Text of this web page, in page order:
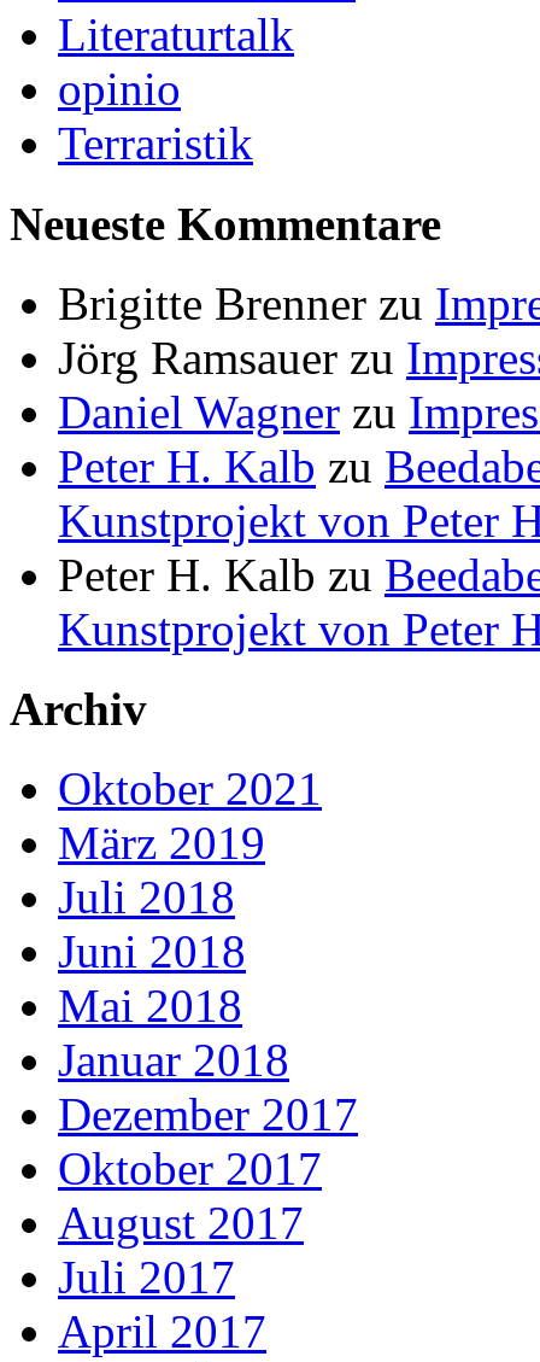
Literaturtalk
opinio
Terraristik
Neueste Kommentare
Brigitte Brenner zu
Jörg Ramsauer zu
Daniel Wagner zu
Peter H. Kalb zu
Kunstprojekt von Peter
Peter H. Kalb zu
Kunstprojekt von Peter
Archiv
Oktober 2021
März 2019
Juli 2018
Juni 2018
Mai 2018
Januar 2018
Dezember 2017
Oktober 2017
August 2017
Juli 2017
April 2017